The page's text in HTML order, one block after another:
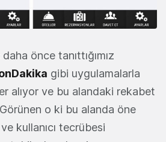
önce tanıttığımız
gibi uygulamalarla
alıyor ve bu alandaki rekabet
o ki bu alanda öne
kullanıcı tecrübesi